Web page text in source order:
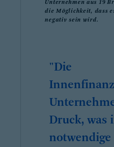
Unternehmen aus 19
die Möglichkeit, dass
negativ sein wird.
"Die
Druck, was